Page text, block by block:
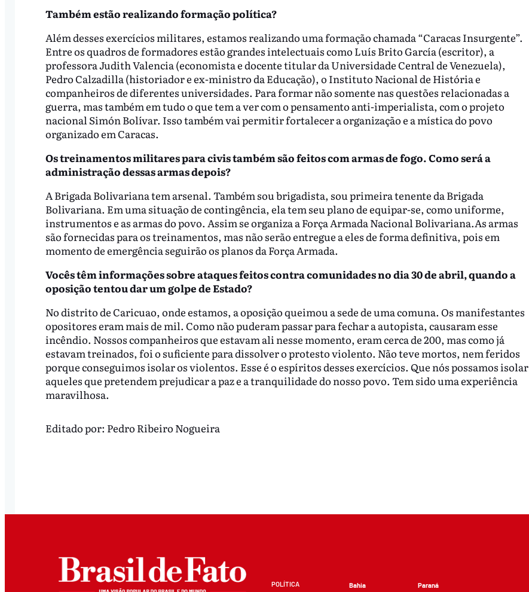
Também estão realizando formação política?
Além desses exercícios militares, estamos realizando uma formação chamada “Caracas Insurgente”.
Entre os quadros de formadores estão grandes intelectuais como Luís Brito García (escritor), a
professora Judith Valencia (economista e docente titular da Universidade Central de Venezuela),
Pedro Calzadilla (historiador e ex-ministro da Educação), o Instituto Nacional de História e
companheiros de diferentes universidades. Para formar não somente nas questões relacionadas a
guerra, mas também em tudo o que tem a ver com o pensamento anti-imperialista, com o projeto
nacional Simón Bolívar. Isso também vai permitir fortalecer a organização e a mística do povo
organizado em Caracas.
Os treinamentos militares para civis também são feitos com armas de fogo. Como será a
administração dessas armas depois?
A Brigada Bolivariana tem arsenal. Também sou brigadista, sou primeira tenente da Brigada
Bolivariana. Em uma situação de contingência, ela tem seu plano de equipar-se, como uniforme,
instrumentos e as armas do povo. Assim se organiza a Força Armada Nacional Bolivariana.As armas
são fornecidas para os treinamentos, mas não serão entregue a eles de forma definitiva, pois em
momento de emergência seguirão os planos da Força Armada.
Vocês têm informações sobre ataques feitos contra comunidades no dia 30 de abril, quando a
oposição tentou dar um golpe de Estado?
No distrito de Caricuao, onde estamos, a oposição queimou a sede de uma comuna. Os manifestantes
opositores eram mais de mil. Como não puderam passar para fechar a autopista, causaram esse
incêndio. Nossos companheiros que estavam ali nesse momento, eram cerca de 200, mas como já
estavam treinados, foi o suficiente para dissolver o protesto violento. Não teve mortos, nem feridos
porque conseguimos isolar os violentos. Esse é o espíritos desses exercícios. Que nós possamos isolar
aqueles que pretendem prejudicar a paz e a tranquilidade do nosso povo. Tem sido uma experiência
maravilhosa.
Editado por: Pedro Ribeiro Nogueira
POLÍTICA Bahia Paraná